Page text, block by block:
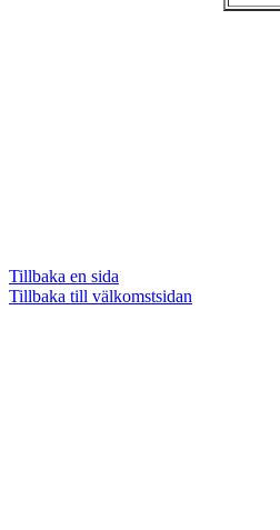
Tillbaka en sida
Tillbaka till välkomstsidan